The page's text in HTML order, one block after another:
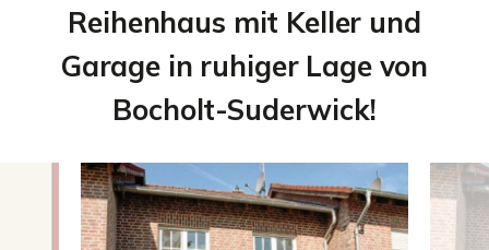
Reihenhaus mit Keller und
Garage in ruhiger Lage von
Bocholt-Suderwick!